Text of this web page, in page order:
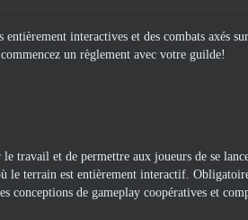
interactives et des combats axés
un règlement avec votre guilde!
travail et de permettre aux joueurs de se
le terrain est entièrement interactif.
de gameplay coopératives et